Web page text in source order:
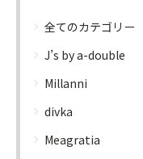
全てのカテゴリー
J’s by a-double
Millanni
divka
Meagratia